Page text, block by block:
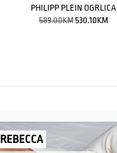
PHILIPP PLEIN OGRLICA
589.00KM 530.10KM
REBECCA